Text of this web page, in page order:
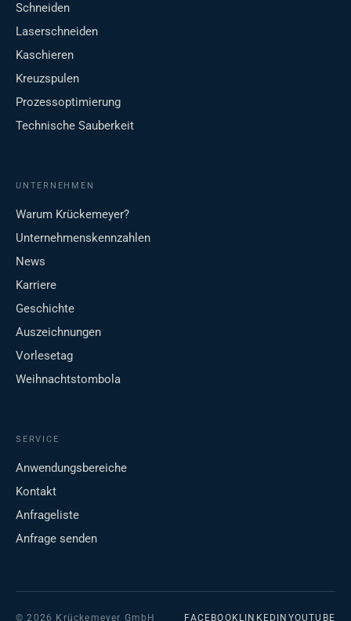
Schneiden
Laserschneiden
Kaschieren
Kreuzspulen
Prozessoptimierung
Technische Sauberkeit
UNTERNEHMEN
Warum Krückemeyer?
Unternehmenskennzahlen
News
Karriere
Geschichte
Auszeichnungen
Vorlesetag
Weihnachtstombola
SERVICE
Anwendungsbereiche
Kontakt
Anfrageliste
Anfrage senden
© 2026 Krückemeyer GmbH FACEBOOK LINKEDIN YOUTUBE